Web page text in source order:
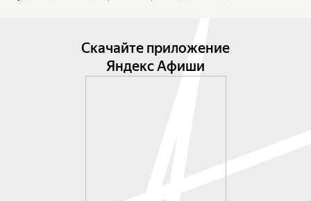
Скачайте приложение
Яндекс Афиши